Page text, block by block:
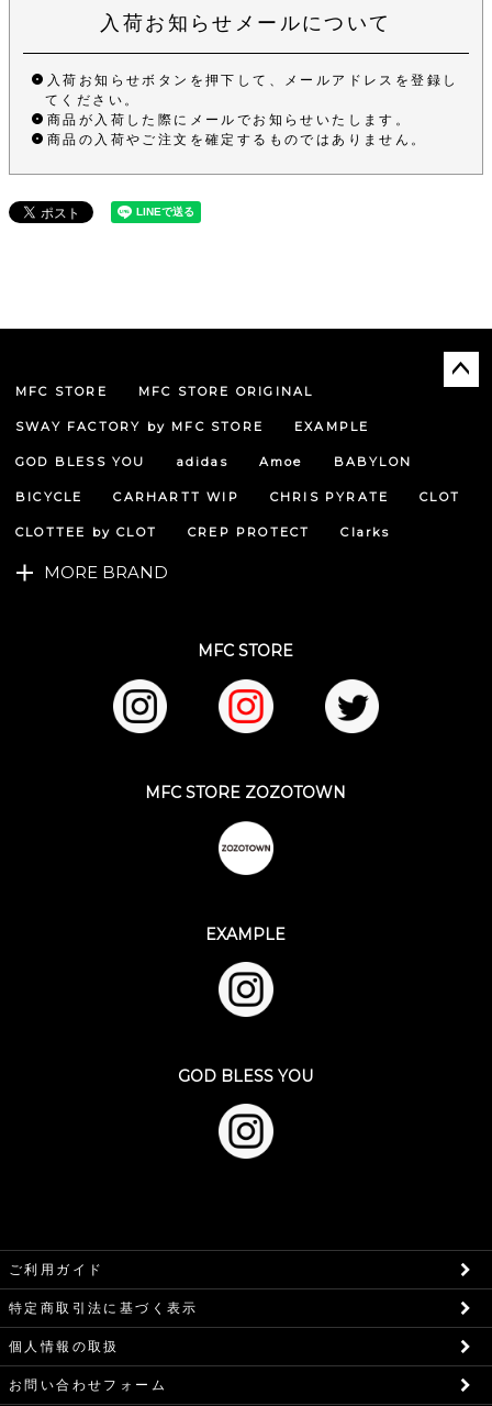
入荷お知らせメールについて
入荷お知らせボタンを押下して、メールアドレスを登録し
てください。
商品が入荷した際にメールでお知らせいたします。
商品の入荷やご注文を確定するものではありません。
MFC STORE MFC STORE ORIGINAL
SWAY FACTORY by MFC STORE EXAMPLE
GOD BLESS YOU adidas Amoe BABYLON
BICYCLE CARHARTT WIP CHRIS PYRATE CLOT
CLOTTEE by CLOT CREP PROTECT Clarks
MORE BRAND
MFC STORE
MFC STORE ZOZOTOWN
EXAMPLE
GOD BLESS YOU
ご利用ガイド
特定商取引法に基づく表示
個人情報の取扱
お問い合わせフォーム